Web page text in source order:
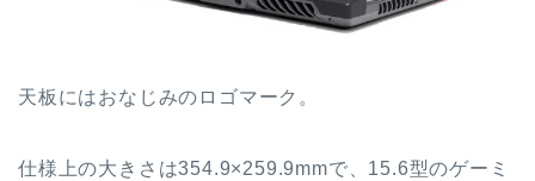
天板にはおなじみのロゴマーク。
仕様上の大きさは354.9×259.9mmで、15.6型のゲーミ